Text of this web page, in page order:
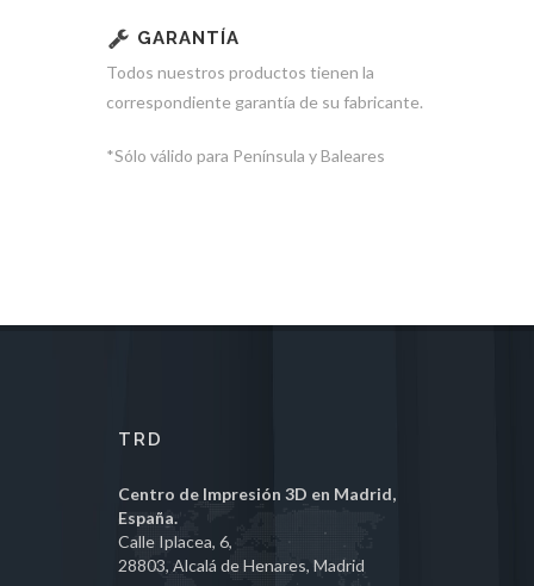
GARANTÍA
Todos nuestros productos tienen la
correspondiente garantía de su fabricante.
*Sólo válido para Península y Baleares
TRD
Centro de Impresión 3D en Madrid,
España.
Calle Iplacea, 6,
28803, Alcalá de Henares, Madrid